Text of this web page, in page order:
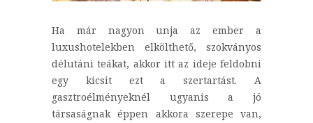
Ha már nagyon unja az ember a
luxushotelekben elkölthető, szokványos
délutáni teákat, akkor itt az ideje feldobni
egy kicsit ezt a szertartást. A
gasztroélményeknél ugyanis a jó
társaságnak éppen akkora szerepe van,